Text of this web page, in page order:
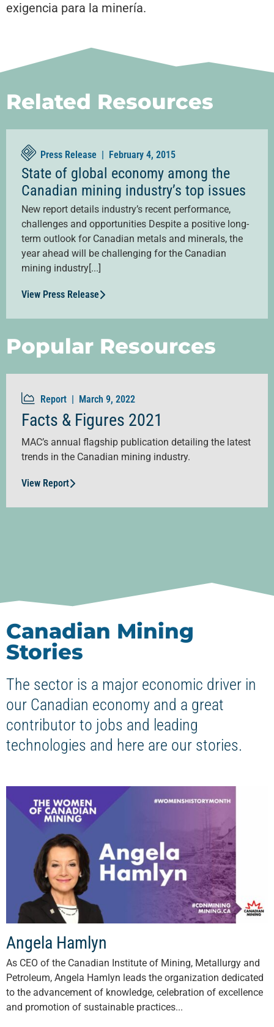
exigencia para la minería.
Related Resources
Press Release | February 4, 2015
State of global economy among the
Canadian mining industry’s top issues
New report details industry’s recent performance,
challenges and opportunities Despite a positive long-
term outlook for Canadian metals and minerals, the
year ahead will be challenging for the Canadian
mining industry[...]
View Press Release
Popular Resources
Report | March 9, 2022
Facts & Figures 2021
MAC’s annual flagship publication detailing the latest
trends in the Canadian mining industry.
View Report
Canadian Mining
Stories
The sector is a major economic driver in
our Canadian economy and a great
contributor to jobs and leading
technologies and here are our stories.
Angela Hamlyn
As CEO of the Canadian Institute of Mining, Metallurgy and
Petroleum, Angela Hamlyn leads the organization dedicated
to the advancement of knowledge, celebration of excellence
and promotion of sustainable practices...